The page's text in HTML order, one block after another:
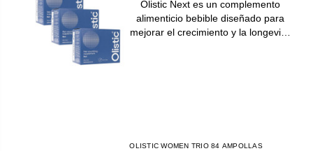
Olistic Next es un complemento
alimenticio bebible diseñado para
mejorar el crecimiento y la longevi…
OLISTIC WOMEN TRIO 84 AMPOLLAS